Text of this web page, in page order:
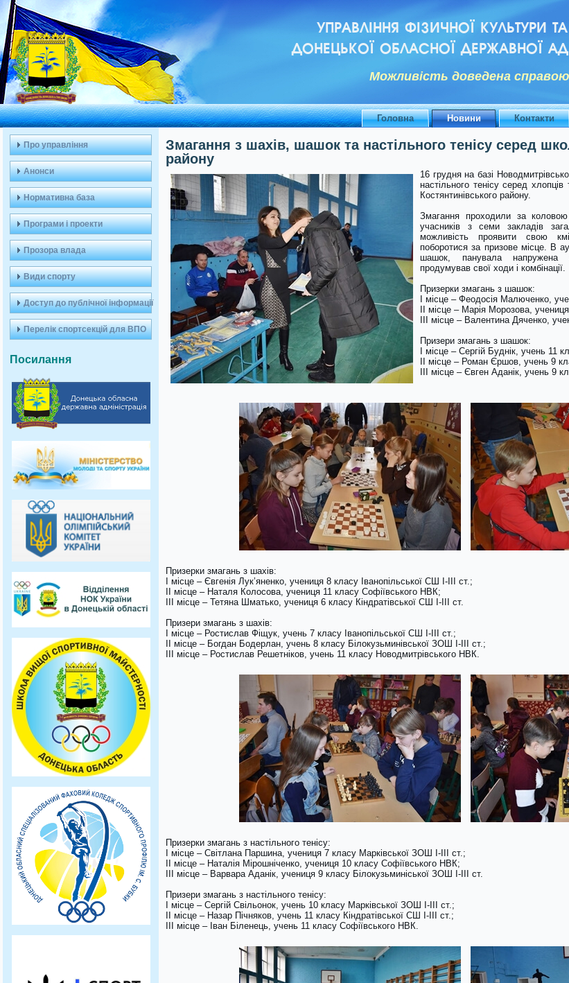
УПРАВЛІННЯ ФІЗИЧНОЇ КУЛЬТУРИ
ДОНЕЦЬКОЇ ОБЛАСНОЇ ДЕРЖАВНОЇ
Можливiсть доведена
Головна Новини Контакти
Про управління
Анонси
Нормативна база
Програми і проекти
Прозора влада
Види спорту
Доступ до публічної інформації
Перелік спортсекцій для ВПО
Посилання
Змагання з шахів, шашок та настільного тенісу серед
району
16 грудня на базі
настільного тенісу серед хлопців
Костянтинівського району.
Змагання проходили за
учасників з семи закладів
можливість проявити свою
поборотися за призове місце. В
шашок, панувала напружена
продумував свої ходи і комбінації.
Призерки змагань з шашок:
І місце – Феодосія Малюченко,
ІІ місце – Марія Морозова,
ІІІ місце – Валентина Дяченко,
Призери змагань з шашок:
І місце – Сергій Буднік, учень 11
ІІ місце – Роман Єршов, учень 9
ІІІ місце – Євген Аданік, учень 9
Призерки змагань з шахів:
І місце – Євгенія Лук’яненко, учениця 8 класу Іванопільської СШ І-ІІІ ст.;
ІІ місце – Наталя Колосова, учениця 11 класу Софіївського НВК;
ІІІ місце – Тетяна Шматько, учениця 6 класу Кіндратівської СШ І-ІІІ ст.
Призери змагань з шахів:
І місце – Ростислав Фіщук, учень 7 класу Іванопільської СШ І-ІІІ ст.;
ІІ місце – Богдан Бодерлан, учень 8 класу Білокузьминівської ЗОШ І-ІІІ ст.;
ІІІ місце – Ростислав Решетніков, учень 11 класу Новодмитрівського НВК.
Призерки змагань з настільного тенісу:
І місце – Світлана Паршина, учениця 7 класу Марківської ЗОШ І-ІІІ ст.;
ІІ місце – Наталія Мірошніченко, учениця 10 класу Софіївського НВК;
ІІІ місце – Варвара Аданік, учениця 9 класу Білокузьминіської ЗОШ І-ІІІ ст.
Призери змагань з настільного тенісу:
І місце – Сергій Свільонок, учень 10 класу Марківської ЗОШ І-ІІІ ст.;
ІІ місце – Назар Пічняков, учень 11 класу Кіндратівської СШ І-ІІІ ст.;
ІІІ місце – Іван Біленець, учень 11 класу Софіївського НВК.